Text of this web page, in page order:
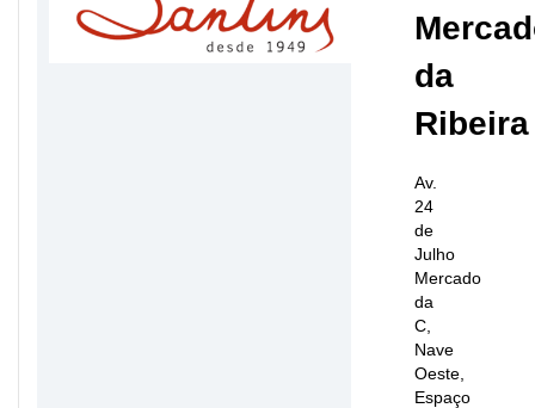
da
Ribeira
Av.
24
de
Julho
Mercado
da
C,
Nave
Oeste,
Espaço